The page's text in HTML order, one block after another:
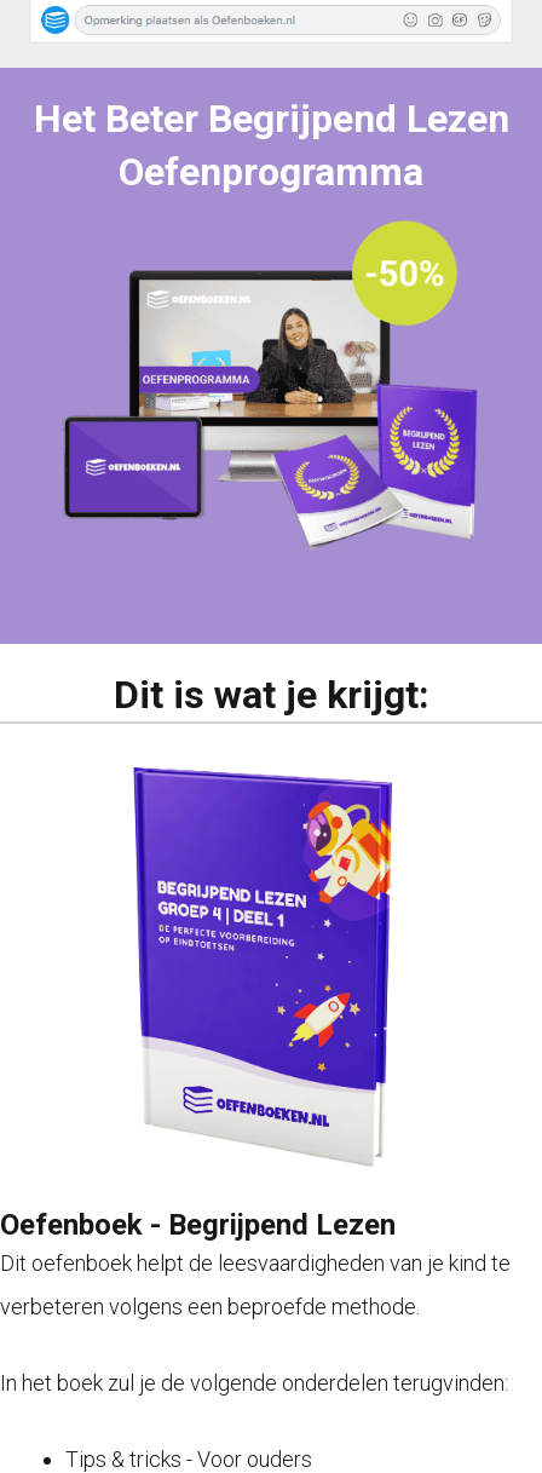
Het Beter Begrijpend Lezen
Oefenprogramma
Dit is wat je krijgt:
Oefenboek - Begrijpend Lezen
Dit oefenboek helpt de leesvaardigheden van je kind te
verbeteren volgens een beproefde methode.
In het boek zul je de volgende onderdelen terugvinden:
Tips & tricks - Voor ouders